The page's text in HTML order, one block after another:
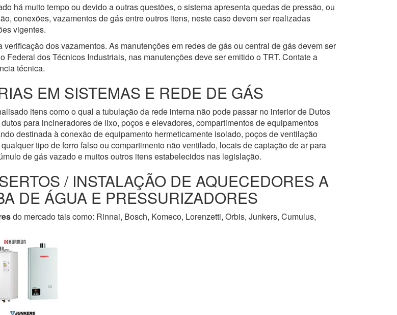
há muito tempo ou devido a outras questões, o sistema apresenta quedas de pressão, ou
conexões, vazamentos de gás entre outros itens, neste caso devem ser realizadas
vigentes.
dos vazamentos. As manutenções em redes de gás ou central de gás devem ser
dos Técnicos Industriais, nas manutenções deve ser emitido o TRT. Contate a
técnica.
EM SISTEMAS E REDE DE GÁS
itens como o qual a tubulação da rede interna não pode passar no interior de Dutos
para incineradores de lixo, poços e elevadores, compartimentos de equipamentos
destinada à conexão de equipamento hermeticamente isolado, poços de ventilação
tipo de forro falso ou compartimento não ventilado, locais de captação de ar para
de gás vazado e muitos outros itens estabelecidos nas legislação.
/ INSTALAÇÃO DE AQUECEDORES A
DE ÁGUA E PRESSURIZADORES
do mercado tais como: Rinnai, Bosch, Komeco, Lorenzetti, Orbis, Junkers, Cumulus,